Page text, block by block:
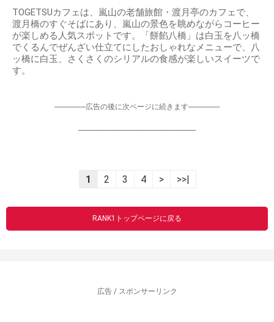
TOGETSUカフェは、嵐山の老舗旅館・渡月亭のカフェで、
渡月橋のすぐそばにあり、嵐山の景色を眺めながらコーヒー
が楽しめる人気スポットです。「餅餡八橋」は白玉を八ッ橋
でくるんでぜんざい仕立てにしたおしゃれなメニューで、八
ッ橋に白玉、さくさくのシリアルの食感が楽しいスイーツで
す。
-----------------広告の後に次ページに続きます-----------------
----------------------------------------------------------------
1 2 3 4 > >>|
RANK1トップページに戻る
広告 / スポンサーリンク